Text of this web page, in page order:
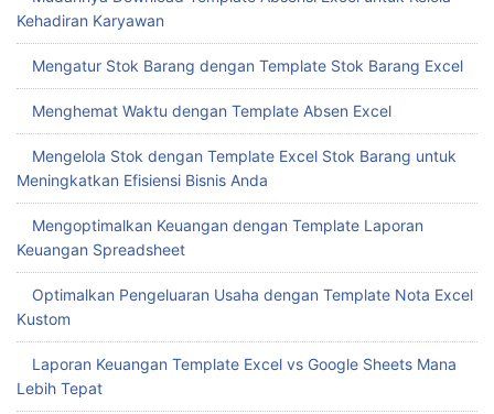
Kehadiran Karyawan
Mengatur Stok Barang dengan Template Stok Barang Excel
Menghemat Waktu dengan Template Absen Excel
Mengelola Stok dengan Template Excel Stok Barang untuk
Meningkatkan Efisiensi Bisnis Anda
Mengoptimalkan Keuangan dengan Template Laporan
Keuangan Spreadsheet
Optimalkan Pengeluaran Usaha dengan Template Nota Excel
Kustom
Laporan Keuangan Template Excel vs Google Sheets Mana
Lebih Tepat